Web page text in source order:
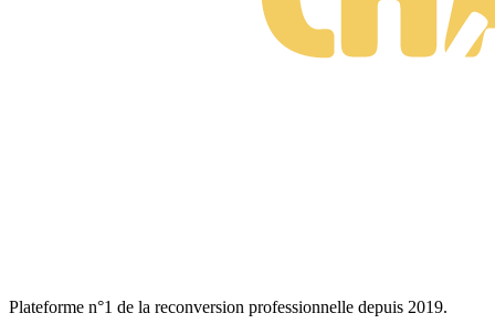
Plateforme n°1 de la reconversion professionnelle depuis 2019.